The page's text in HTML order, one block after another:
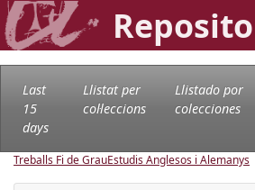
Last
15
days
Llistat per
col·leccions
Llistado por
colecciones
Treballs Fi de GrauEstudis Anglesos i Alemanys